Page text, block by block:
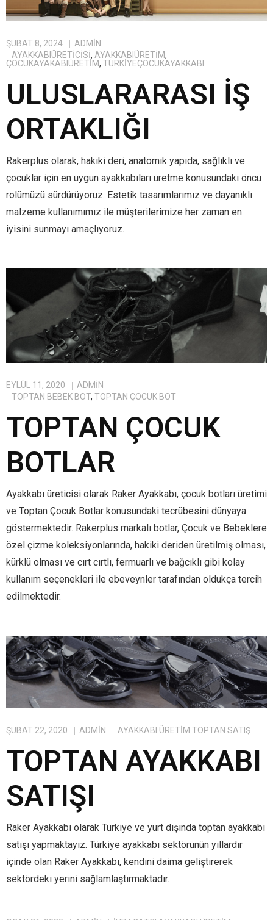
ŞUBAT 8, 2024
ADMIN
AYAKKABIÜRETICISI, AYAKKABIÜRETIM,
ÇOCUKAYAKABIÜRETIM, TÜRKIYEÇOCUKAYAKKABI
ULUSLARARASI İŞ
ORTAKLIĞI
Rakerplus olarak, hakiki deri, anatomik yapıda, sağlıklı ve
çocuklar için en uygun ayakkabıları üretme konusundaki öncü
rolümüzü sürdürüyoruz. Estetik tasarımlarımız ve dayanıklı
malzeme kullanımımız ile müşterilerimize her zaman en
iyisini sunmayı amaçlıyoruz.
EYLÜL 11, 2020
ADMIN
TOPTAN BEBEK BOT, TOPTAN ÇOCUK BOT
TOPTAN ÇOCUK
BOTLAR
Ayakkabı üreticisi olarak Raker Ayakkabı, çocuk botları üretimi
ve Toptan Çocuk Botlar konusundaki tecrübesini dünyaya
göstermektedir. Rakerplus markalı botlar, Çocuk ve Bebeklere
özel çizme koleksiyonlarında, hakiki deriden üretilmiş olması,
kürklü olması ve cırt cırtlı, fermuarlı ve bağcıklı gibi kolay
kullanım seçenekleri ile ebeveynler tarafından oldukça tercih
edilmektedir.
ŞUBAT 22, 2020 ADMIN AYAKKABI ÜRETIM TOPTAN SATIŞ
TOPTAN AYAKKABI
SATIŞI
Raker Ayakkabı olarak Türkiye ve yurt dışında toptan ayakkabı
satışı yapmaktayız. Türkiye ayakkabı sektörünün yıllardır
içinde olan Raker Ayakkabı, kendini daima geliştirerek
sektördeki yerini sağlamlaştırmaktadır.